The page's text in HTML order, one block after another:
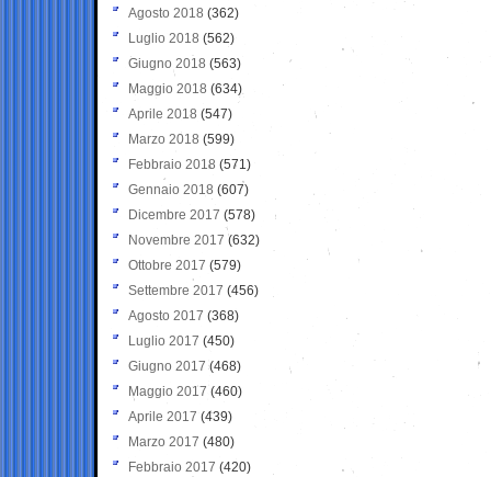
Agosto 2018 (362)
Luglio 2018 (562)
Giugno 2018 (563)
Maggio 2018 (634)
Aprile 2018 (547)
Marzo 2018 (599)
Febbraio 2018 (571)
Gennaio 2018 (607)
Dicembre 2017 (578)
Novembre 2017 (632)
Ottobre 2017 (579)
Settembre 2017 (456)
Agosto 2017 (368)
Luglio 2017 (450)
Giugno 2017 (468)
Maggio 2017 (460)
Aprile 2017 (439)
Marzo 2017 (480)
Febbraio 2017 (420)